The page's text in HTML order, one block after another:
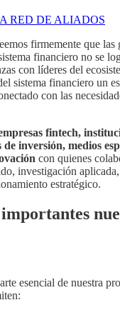
RED DE ALIADOS
firmemente que las
financiero no se
con líderes del
sistema financiero un
con las
fintech,
inversión, medios
con quienes
investigación
estratégico.
esencial de nuestra